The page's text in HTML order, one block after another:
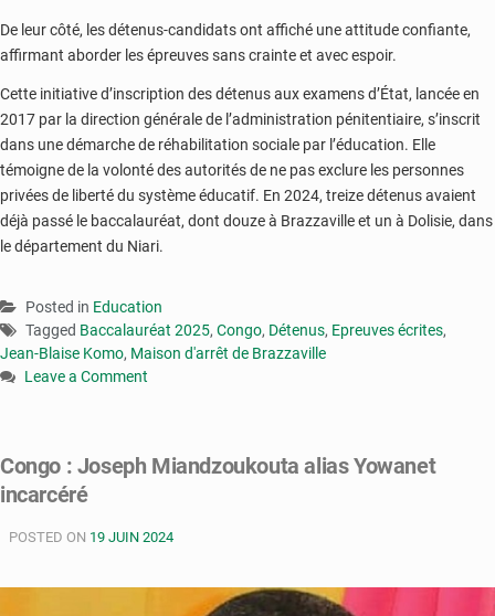
De leur côté, les détenus-candidats ont affiché une attitude confiante,
affirmant aborder les épreuves sans crainte et avec espoir.
Cette initiative d’inscription des détenus aux examens d’État, lancée en
2017 par la direction générale de l’administration pénitentiaire, s’inscrit
dans une démarche de réhabilitation sociale par l’éducation. Elle
témoigne de la volonté des autorités de ne pas exclure les personnes
privées de liberté du système éducatif. En 2024, treize détenus avaient
déjà passé le baccalauréat, dont douze à Brazzaville et un à Dolisie, dans
le département du Niari.
Posted in Education
Tagged Baccalauréat 2025, Congo, Détenus, Epreuves écrites,
Jean-Blaise Komo, Maison d'arrêt de Brazzaville
Leave a Comment
2025
:
détenus
à
Congo : Joseph Miandzoukouta alias Yowanet
incarcéré
POSTED ON 19 JUIN 2024